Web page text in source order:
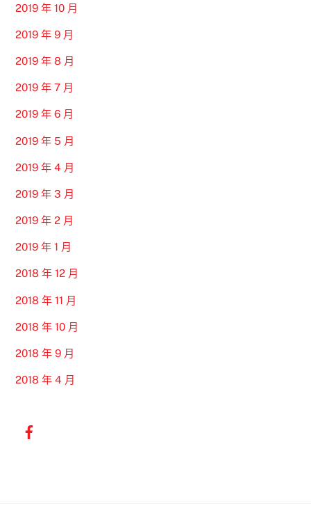
2019 年 10 月
2019 年 9 月
2019 年 8 月
2019 年 7 月
2019 年 6 月
2019 年 5 月
2019 年 4 月
2019 年 3 月
2019 年 2 月
2019 年 1 月
2018 年 12 月
2018 年 11 月
2018 年 10 月
2018 年 9 月
2018 年 4 月